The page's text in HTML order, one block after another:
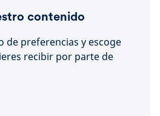
contenido
de preferencias y escoge
recibir por parte de